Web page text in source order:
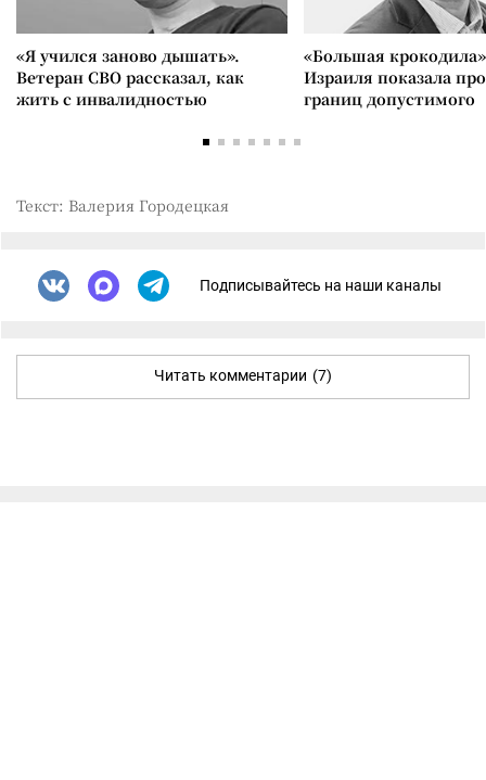
«Я учился заново дышать».
Ветеран СВО рассказал, как
жить с инвалидностью
«Большая
Израиля показала
границ допустимого
Текст: Валерия Городецкая
Подписывайтесь на наши каналы
Читать комментарии (7)